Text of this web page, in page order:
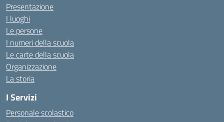
Presentazione
I luoghi
Le persone
I numeri della scuola
Le carte della scuola
Organizzazione
La storia
I Servizi
Personale scolastico